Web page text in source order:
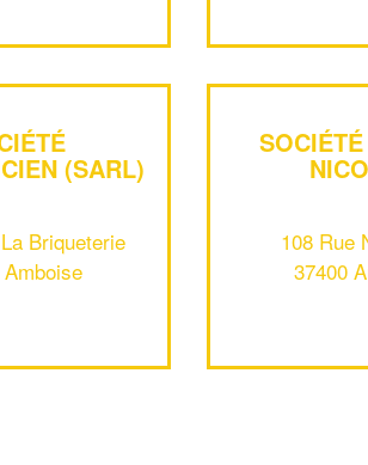
(SARL)
Briqueterie
108 Rue
37400